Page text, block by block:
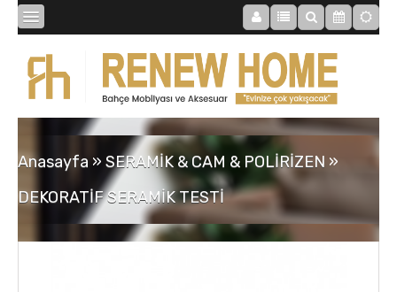
BİBLOLAR
MOBİLYALAR
Anasayfa » SERAMİK & CAM & POLİRİZEN »
DEKORATİF SERAMİK TESTİ